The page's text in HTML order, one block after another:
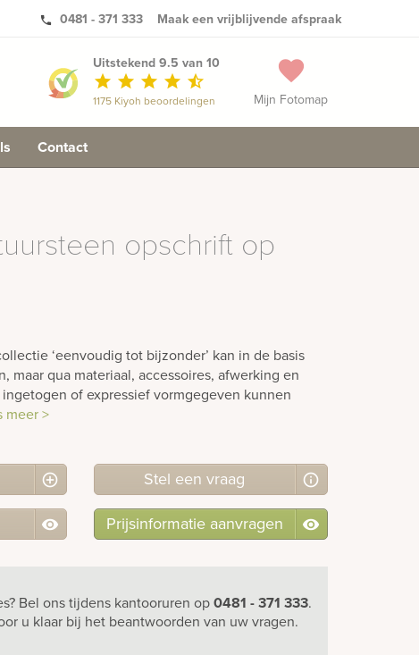
phone 0481 - 371 333 Maak een vrijblijvende afspraak
favorite
Mijn Fotomap
Uitstekend 9.5 van 10
star star star star star_half
1175 Kiyoh beoordelingen
Contact
opschrift op
‘eenvoudig tot bijzonder’ kan in de basis
maar qua materiaal, accessoires, afwerking en
of expressief vormgegeven kunnen
meer >
Stel een vraag
Prijsinformatie aanvragen
Bel onstijdens kantooruren op0481 - 371 333.
u klaar bij het beantwoorden van uw vragen.